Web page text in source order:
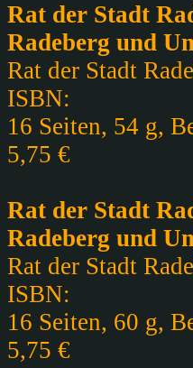
Rat der Stadt
Radeberg und
Rat der Stadt
ISBN:
16 Seiten, 54 g,
5,75 €
Rat der Stadt
Radeberg und
Rat der Stadt
ISBN:
16 Seiten, 60 g,
5,75 €